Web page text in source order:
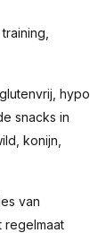
hypo
snacks in
konijn,
van
regelmaat